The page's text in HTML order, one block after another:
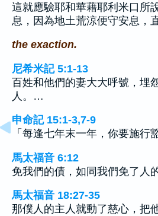
這就應驗耶和華藉耶利米口所
息，因為地土荒涼便守安息，
the exaction.
尼希米記 5:1-13
百姓和他們的妻大大呼號，埋
人。…
申命記 15:1-3,7-9
「每逢七年末一年，你要施行
馬太福音 6:12
免我們的債，如同我們免了人
馬太福音 18:27-35
那僕人的主人就動了慈心，把